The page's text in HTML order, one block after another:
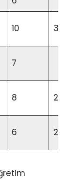
10 3
7
8 2
6 2